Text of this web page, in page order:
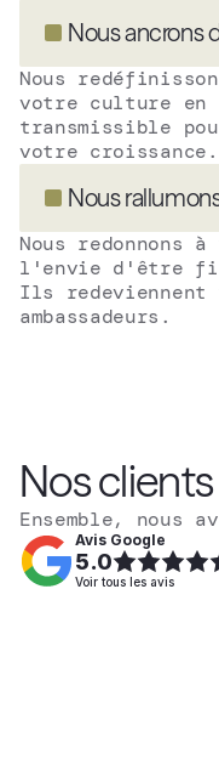
Nous ancrons
Nous
votre culture en
transmissible
votre croissance.
Nous
Nous redonnons
l'envie d'être
Ils redeviennent
ambassadeurs.
Nos
Ensemble, nous
Avis Google
5.0
Voir tous les avis